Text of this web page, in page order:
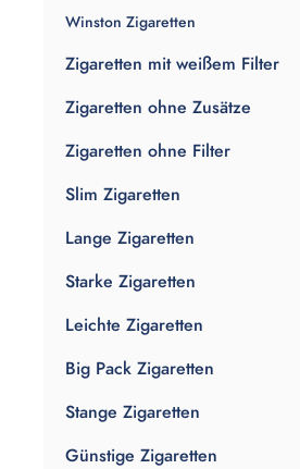
Winston Zigaretten
Zigaretten mit weißem Filter
Zigaretten ohne Zusätze
Zigaretten ohne Filter
Slim Zigaretten
Lange Zigaretten
Starke Zigaretten
Leichte Zigaretten
Big Pack Zigaretten
Stange Zigaretten
Günstige Zigaretten